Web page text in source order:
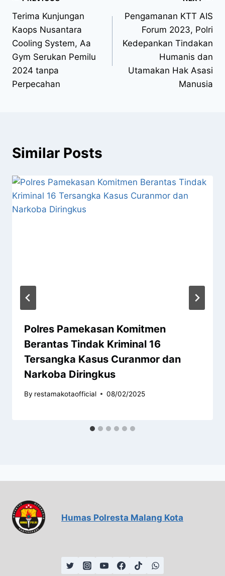
Terima Kunjungan
Kaops Nusantara
Cooling System, Aa
Gym Serukan Pemilu
2024 tanpa
Perpecahan
Pengamanan KTT AIS
Forum 2023, Polri
Kedepankan Tindakan
Humanis dan
Utamakan Hak Asasi
Manusia
Similar Posts
Polres Pamekasan Komitmen
Berantas Tindak Kriminal 16
Tersangka Kasus Curanmor dan
Narkoba Diringkus
By restamakotaofficial 08/02/2025
Humas Polresta Malang Kota